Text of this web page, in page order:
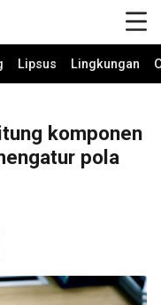
Lipsus Lingkungan
komponen
pola